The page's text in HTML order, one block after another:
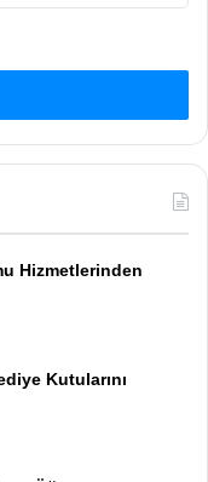
Hizmetlerinden
Kutularını